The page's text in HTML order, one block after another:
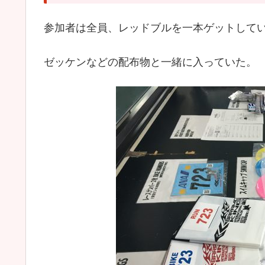
参加者は全員、レッドブルを一本ゲットして
ゼッケンなどの配布物と一緒に入っていた。